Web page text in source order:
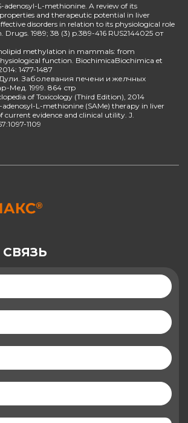
adenosyl-L-methionine. A review of its
and therapeutic potential in liver
disorders in relation to its physiological role
Drugs. 1989; 38 (3) p.389-416 RUS2144025 от
methylation in mammals: from
function. BiochimicaBiochimica et
1477-1487
Заболевания печени и желчных
Мед. 1999. 864 стр
of Toxicology (Third Edition), 2014
adenosyl-L-methionine (SAMe) therapy in liver
current evidence and clinical utility. J.
1109